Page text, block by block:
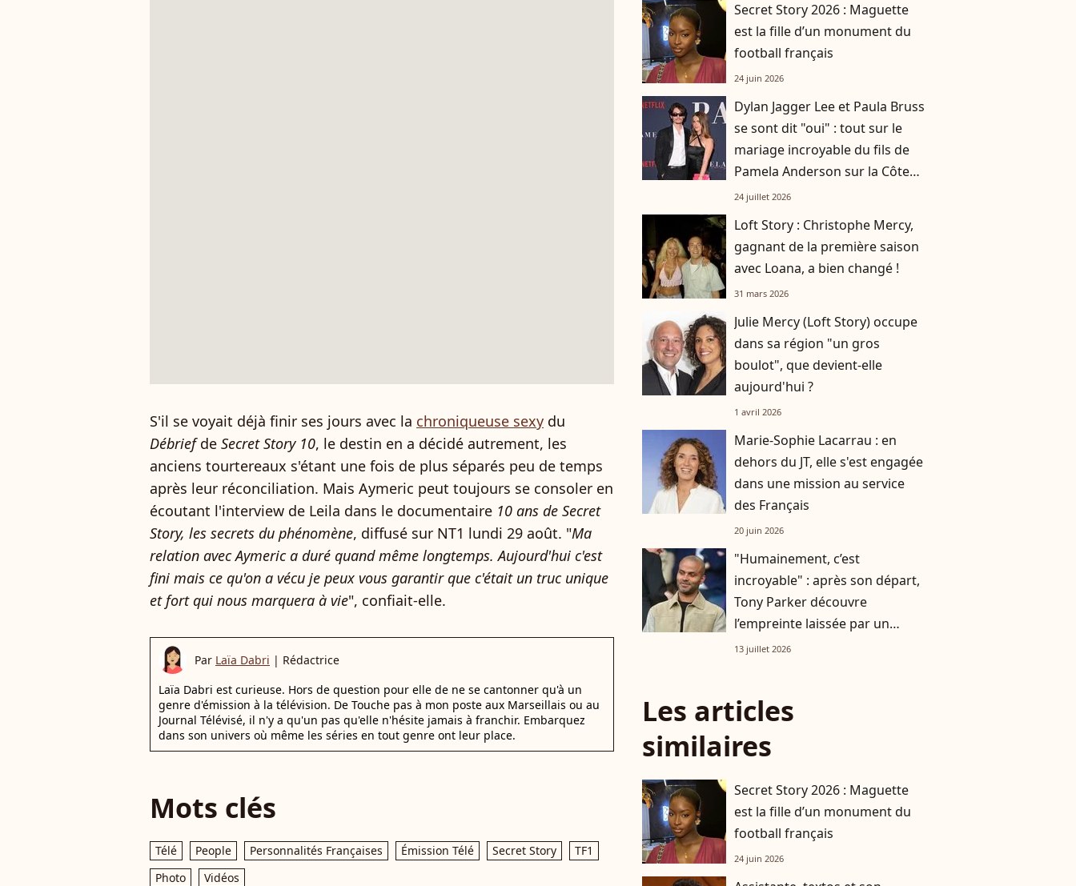
S'il se voyait déjà finir ses jours avec la chroniqueuse sexy du
Débriefde Secret Story 10, le destin en a décidé autrement, les
anciens tourtereaux s'étant une fois de plus séparés peu de temps
après leur réconciliation. Mais Aymeric peut toujours se consoler en
écoutant l'interview de Leila dans le documentaire 10 ans de Secret
Story, les secrets du phénomène, diffusé sur NT1 lundi 29 août. "Ma
relation avec Aymeric a duré quand même longtemps. Aujourd'hui c'est
fini mais ce qu'on a vécu je peux vous garantir que c'était un truc unique
et fort qui nous marquera à vie", confiait-elle.
Par Laïa Dabri | Rédactrice
Laïa Dabri est curieuse. Hors de question pour elle de ne se cantonner qu'à un
genre d'émission à la télévision. De Touche pas à mon poste aux Marseillais ou au
Journal Télévisé, il n'y a qu'un pas qu'elle n'hésite jamais à franchir. Embarquez
dans son univers où même les séries en tout genre ont leur place.
Mots clés
Télé People Personnalités Françaises Émission Télé Secret Story
TF1
Photo
Vidéos
Secret Story 2026 : Maguette
est la fille d’un monument du
football français
24 juin 2026
Dylan Jagger Lee et Paula Bruss
se sont dit "oui" : tout sur le
mariage incroyable du fils de
Pamela Anderson sur la Côte
d'Azur
24 juillet 2026
Loft Story : Christophe Mercy,
gagnant de la première saison
avec Loana, a bien changé !
31 mars 2026
Julie Mercy (Loft Story) occupe
dans sa région "un gros
boulot", que devient-elle
aujourd'hui ?
1 avril 2026
Marie-Sophie Lacarrau : en
dehors du JT, elle s'est engagée
dans une mission au service
des Français
20 juin 2026
"Humainement, c’est
incroyable" : après son départ,
Tony Parker découvre
l’empreinte laissée par un
homme qui a compté dans sa
13 juillet 2026
Les articles
similaires
Secret Story 2026 : Maguette
est la fille d’un monument du
football français
24 juin 2026